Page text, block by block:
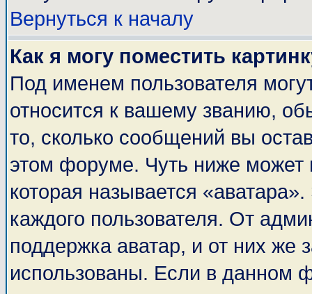
Вернуться к началу
Как я могу поместить
Под именем пользователя
относится к вашему званию,
то, сколько сообщений вы
этом форуме. Чуть ниже может
которая называется
каждого пользователя. От
поддержка аватар, и от них же
использованы. Если в данном